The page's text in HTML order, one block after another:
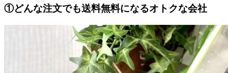
①どんな注文でも送料無料になるオトクな会社